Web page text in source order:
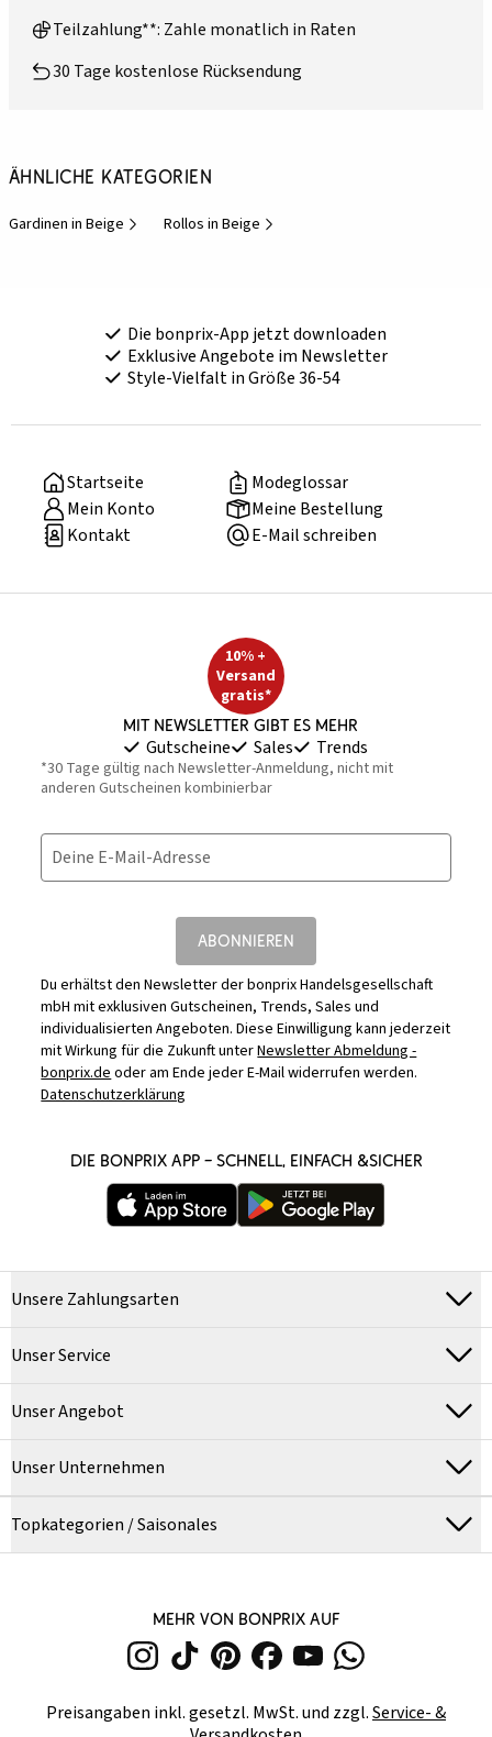
Teilzahlung**: Zahle monatlich in Raten
30 Tage kostenlose Rücksendung
Ähnliche Kategorien
Gardinen in Beige Rollos in Beige
Die bonprix-App jetzt downloaden
Exklusive Angebote im Newsletter
Style-Vielfalt in Größe 36-54
Startseite
Modeglossar
Mein Konto
Meine Bestellung
Kontakt
E-Mail schreiben
10% +
Versand
gratis*
Mit Newsletter gibt es mehr
Gutscheine Sales Trends
*30 Tage gültig nach Newsletter-Anmeldung, nicht mit
anderen Gutscheinen kombinierbar
Deine E-Mail-Adresse
ABONNIEREN
Du erhältst den Newsletter der bonprix Handelsgesellschaft
mbH mit exklusiven Gutscheinen, Trends, Sales und
individualisierten Angeboten. Diese Einwilligung kann jederzeit
mit Wirkung für die Zukunft unterNewsletter Abmeldung -
bonprix.deoder am Ende jeder E-Mail widerrufen werden.
Datenschutzerklärung
DIE BONPRIX APP – SCHNELL, EINFACH &SICHER
Unsere Zahlungsarten
Unser Service
Unser Angebot
Unser Unternehmen
Topkategorien / Saisonales
MEHR VON BONPRIX AUF
Preisangaben inkl. gesetzl. MwSt. und zzgl.Service- &